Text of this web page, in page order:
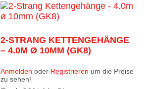
2-STRANG KETTENGEHÄNGE
– 4.0M Ø 10MM (GK8)
Anmelden oder Registrieren um die Preise
zu sehen!